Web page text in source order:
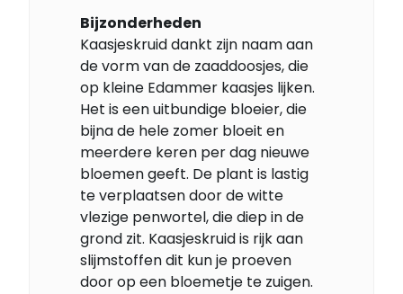
Bijzonderheden
Kaasjeskruid dankt zijn naam aan
de vorm van de zaaddoosjes, die
op kleine Edammer kaasjes lijken.
Het is een uitbundige bloeier, die
bijna de hele zomer bloeit en
meerdere keren per dag nieuwe
bloemen geeft. De plant is lastig
te verplaatsen door de witte
vlezige penwortel, die diep in de
grond zit. Kaasjeskruid is rijk aan
slijmstoffen dit kun je proeven
door op een bloemetje te zuigen.